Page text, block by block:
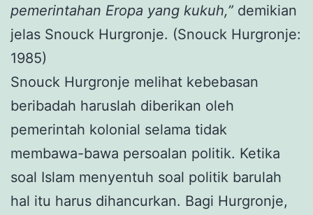
pemerintahan Eropa yang kukuh,” demikian
jelas Snouck Hurgronje. (Snouck Hurgronje:
1985)
Snouck Hurgronje melihat kebebasan
beribadah haruslah diberikan oleh
pemerintah kolonial selama tidak
membawa-bawa persoalan politik. Ketika
soal Islam menyentuh soal politik barulah
hal itu harus dihancurkan. Bagi Hurgronje,